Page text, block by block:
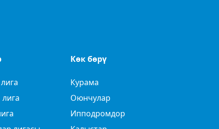
Көк бөрү
Курама
Оюнчулар
Ипподромдор